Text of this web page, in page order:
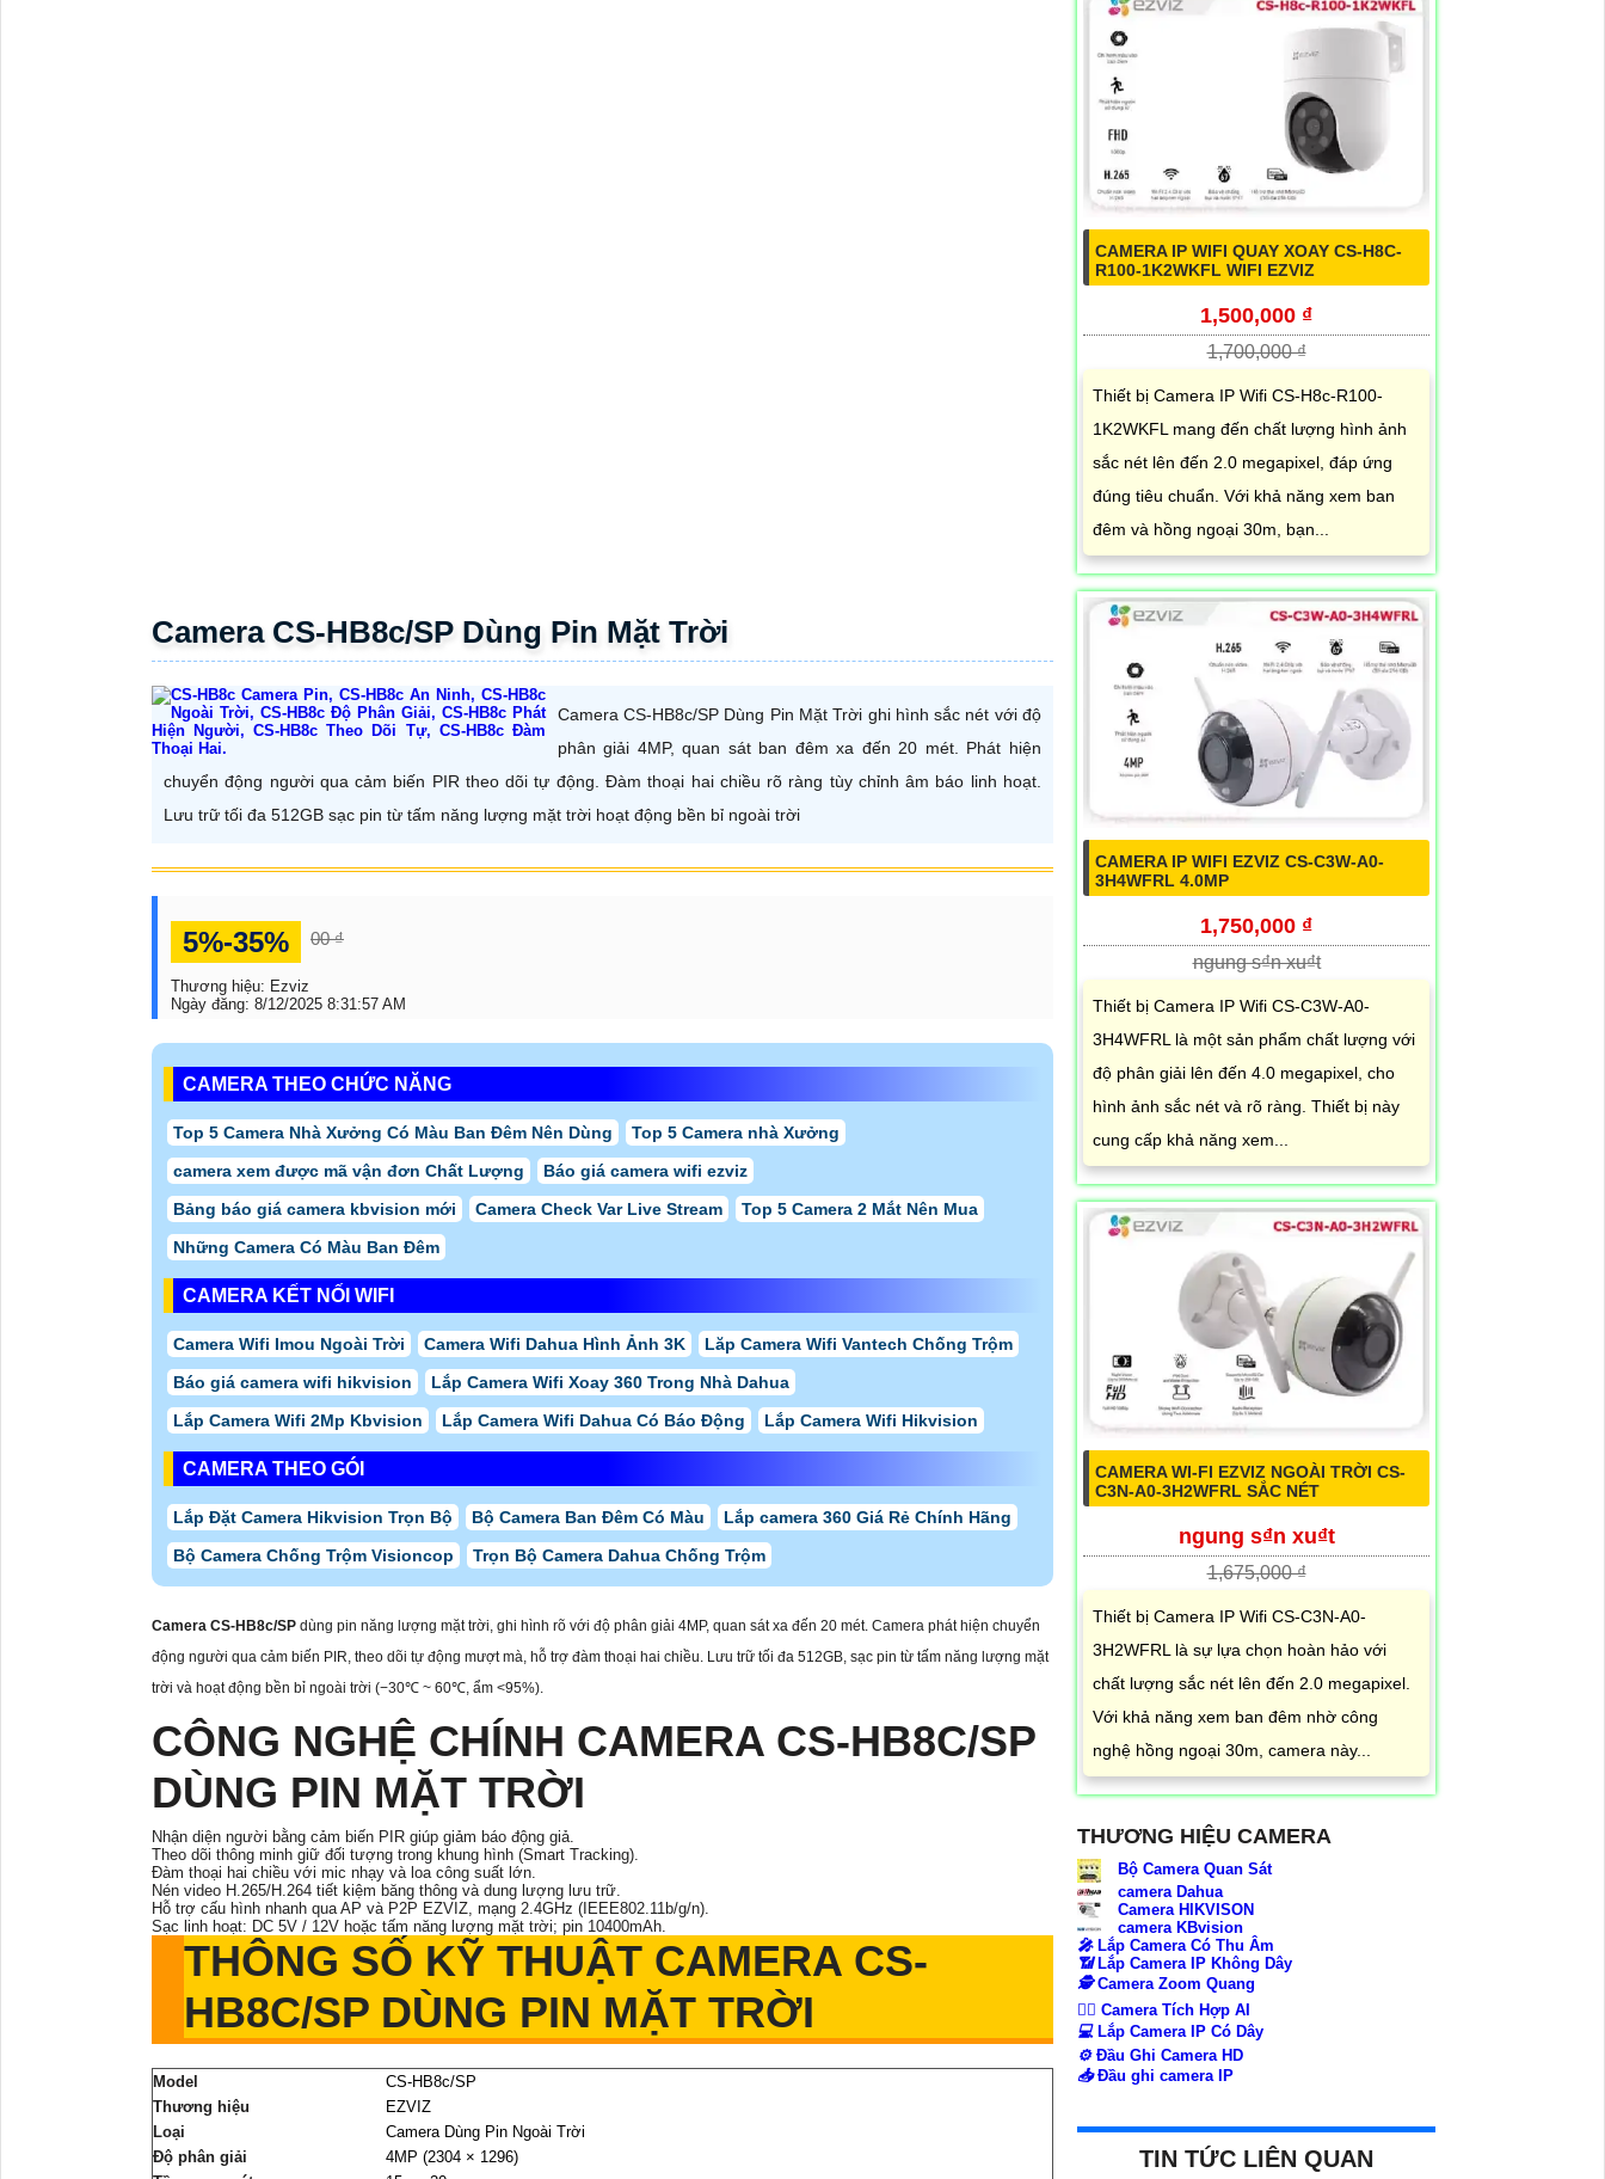
Camera CS-HB8c/SP Dùng Pin Mặt Trời
Camera CS-HB8c/SP Dùng Pin Mặt Trời ghi hình sắc nét với độ
phân giải 4MP, quan sát ban đêm xa đến 20 mét. Phát hiện
chuyển động người qua cảm biến PIR theo dõi tự động. Đàm thoại hai chiều rõ ràng tùy chỉnh âm báo linh hoạt.
Lưu trữ tối đa 512GB sạc pin từ tấm năng lượng mặt trời hoạt động bền bỉ ngoài trời
5%-35% 00 ₫
Thương hiệu: Ezviz
Ngày đăng: 8/12/2025 8:31:57 AM
CAMERA THEO CHỨC NĂNG
Top 5 Camera Nhà Xưởng Có Màu Ban Đêm Nên Dùng
Top 5 Camera nhà Xưởng
camera xem được mã vận đơn Chất Lượng
Báo giá camera wifi ezviz
Bảng báo giá camera kbvision mới
Camera Check Var Live Stream
Top 5 Camera 2 Mắt Nên Mua
Những Camera Có Màu Ban Đêm
CAMERA KẾT NỐI WIFI
Camera Wifi Imou Ngoài Trời Camera Wifi Dahua Hình Ảnh 3K
Lăp Camera Wifi Vantech Chống Trộm
Báo giá camera wifi hikvision
Lắp Camera Wifi Xoay 360 Trong Nhà Dahua
Lắp Camera Wifi 2Mp Kbvision
Lắp Camera Wifi Dahua Có Báo Động Lắp Camera Wifi Hikvision
CAMERA THEO GÓI
Lắp Đặt Camera Hikvision Trọn Bộ Bộ Camera Ban Đêm Có Màu
Lắp camera 360 Giá Rẻ Chính Hãng
Bộ Camera Chống Trộm Visioncop
Trọn Bộ Camera Dahua Chống Trộm
Camera CS-HB8c/SP dùng pin năng lượng mặt trời, ghi hình rõ với độ phân giải 4MP, quan sát xa đến 20 mét. Camera phát hiện chuyển
động người qua cảm biến PIR, theo dõi tự động mượt mà, hỗ trợ đàm thoại hai chiều. Lưu trữ tối đa 512GB, sạc pin từ tấm năng lượng mặt
trời và hoạt động bền bỉ ngoài trời (−30℃ ~ 60℃, ẩm <95%).
CÔNG NGHỆ CHÍNH CAMERA CS-HB8C/SP
DÙNG PIN MẶT TRỜI
Nhận diện người bằng cảm biến PIR giúp giảm báo động giả.
Theo dõi thông minh giữ đối tượng trong khung hình (Smart Tracking).
Đàm thoại hai chiều với mic nhạy và loa công suất lớn.
Nén video H.265/H.264 tiết kiệm băng thông và dung lượng lưu trữ.
Hỗ trợ cấu hình nhanh qua AP và P2P EZVIZ, mạng 2.4GHz (IEEE802.11b/g/n).
Sạc linh hoạt: DC 5V / 12V hoặc tấm năng lượng mặt trời; pin 10400mAh.
THÔNG SỐ KỸ THUẬT CAMERA CS-
HB8C/SP DÙNG PIN MẶT TRỜI
Model
CS-HB8c/SP
Thương hiệu
EZVIZ
Loại
Camera Dùng Pin Ngoài Trời
Độ phân giải
4MP (2304 × 1296)
CAMERA IP WIFI QUAY XOAY CS-H8C-
R100-1K2WKFL WIFI EZVIZ
1,500,000 ₫
1,700,000 ₫
Thiết bị Camera IP Wifi CS-H8c-R100-
1K2WKFL mang đến chất lượng hình ảnh
sắc nét lên đến 2.0 megapixel, đáp ứng
đúng tiêu chuẩn. Với khả năng xem ban
đêm và hồng ngoại 30m, bạn...
CAMERA IP WIFI EZVIZ CS-C3W-A0-
3H4WFRL 4.0MP
1,750,000 ₫
ngung s₫n xu₫t
Thiết bị Camera IP Wifi CS-C3W-A0-
3H4WFRL là một sản phẩm chất lượng với
độ phân giải lên đến 4.0 megapixel, cho
hình ảnh sắc nét và rõ ràng. Thiết bị này
cung cấp khả năng xem...
CAMERA WI-FI EZVIZ NGOÀI TRỜI CS-
C3N-A0-3H2WFRL SẮC NÉT
ngung s₫n xu₫t
1,675,000 ₫
Thiết bị Camera IP Wifi CS-C3N-A0-
3H2WFRL là sự lựa chọn hoàn hảo với
chất lượng sắc nét lên đến 2.0 megapixel.
Với khả năng xem ban đêm nhờ công
nghệ hồng ngoại 30m, camera này...
THƯƠNG HIỆU CAMERA
Bộ Camera Quan Sát
camera Dahua
Camera HIKVISON
camera KBvision
️🎤️ Lắp Camera Có Thu Âm
📶 Lắp Camera IP Không Dây
🕵️Camera Zoom Quang
🧛‍♀️ Camera Tích Hợp AI
💻Lắp Camera IP Có Dây
⚙️Đầu Ghi Camera HD
📥Đầu ghi camera IP
TIN TỨC LIÊN QUAN